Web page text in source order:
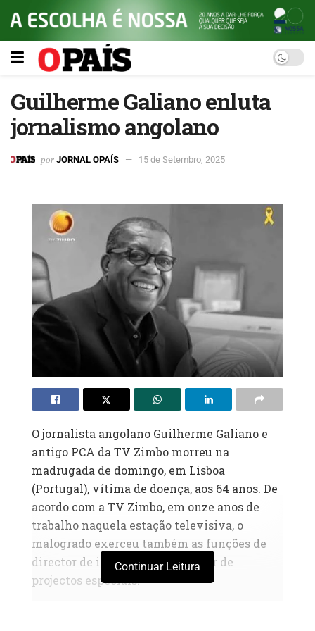
Guilherme Galiano enluta
jornalismo angolano
por JORNAL OPAÍS 15 de Setembro, 2025
O jornalista angolano Guilherme Galiano e
antigo PCA da TV Zimbo morreu na
madrugada de domingo, em Lisboa
(Portugal), vítima de doença, aos 64 anos. De
acordo com a TV Zimbo, em onze anos de
trabalho naquela estação televisiva, o
malogrado exerceu também as funções de
director de informação e director de
projectos especiais.
Continuar Leitura